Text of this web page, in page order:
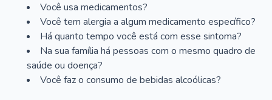
Você usa medicamentos?
Você tem alergia a algum medicamento específico?
Há quanto tempo você está com esse sintoma?
Na sua família há pessoas com o mesmo quadro de
saúde ou doença?
Você faz o consumo de bebidas alcoólicas?